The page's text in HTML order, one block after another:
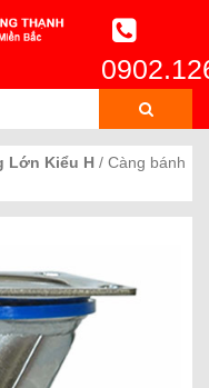
Lớn Kiểu H / Càng bánh